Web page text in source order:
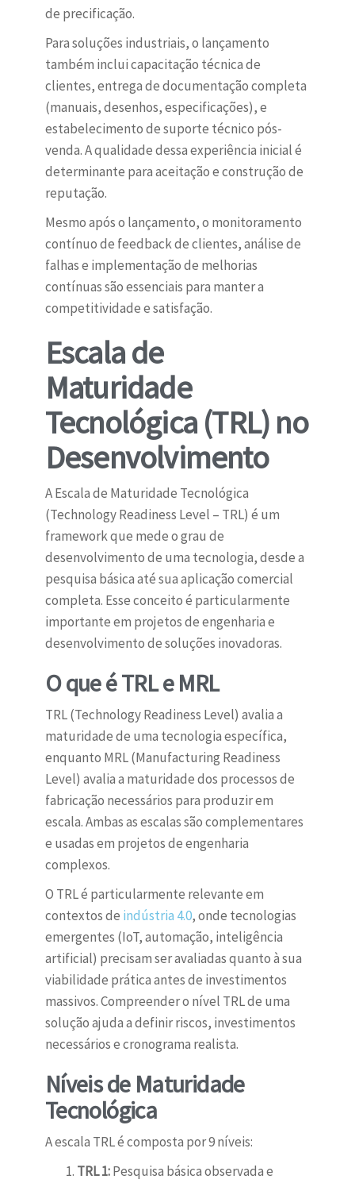
de precificação.
Para soluções industriais, o lançamento
também inclui capacitação técnica de
clientes, entrega de documentação completa
(manuais, desenhos, especificações), e
estabelecimento de suporte técnico pós-
venda. A qualidade dessa experiência inicial é
determinante para aceitação e construção de
reputação.
Mesmo após o lançamento, o monitoramento
contínuo de feedback de clientes, análise de
falhas e implementação de melhorias
contínuas são essenciais para manter a
competitividade e satisfação.
Escala de
Maturidade
Tecnológica (TRL) no
Desenvolvimento
A Escala de Maturidade Tecnológica
(Technology Readiness Level – TRL) é um
framework que mede o grau de
desenvolvimento de uma tecnologia, desde a
pesquisa básica até sua aplicação comercial
completa. Esse conceito é particularmente
importante em projetos de engenharia e
desenvolvimento de soluções inovadoras.
O que é TRL e MRL
TRL (Technology Readiness Level) avalia a
maturidade de uma tecnologia específica,
enquanto MRL (Manufacturing Readiness
Level) avalia a maturidade dos processos de
fabricação necessários para produzir em
escala. Ambas as escalas são complementares
e usadas em projetos de engenharia
complexos.
O TRL é particularmente relevante em
contextos de indústria 4.0, onde tecnologias
emergentes (IoT, automação, inteligência
artificial) precisam ser avaliadas quanto à sua
viabilidade prática antes de investimentos
massivos. Compreender o nível TRL de uma
solução ajuda a definir riscos, investimentos
necessários e cronograma realista.
Níveis de Maturidade
Tecnológica
A escala TRL é composta por 9 níveis:
TRL 1:Pesquisa básica observada e